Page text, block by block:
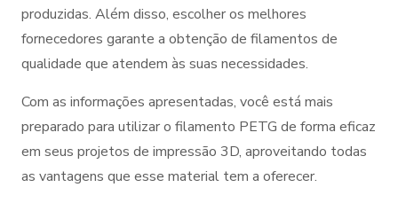
produzidas. Além disso, escolher os melhores
fornecedores garante a obtenção de filamentos de
qualidade que atendem às suas necessidades.
Com as informações apresentadas, você está mais
preparado para utilizar o filamento PETG de forma eficaz
em seus projetos de impressão 3D, aproveitando todas
as vantagens que esse material tem a oferecer.